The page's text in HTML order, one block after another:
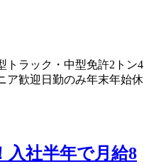
トラック・中型免許2トン4
ア歓迎 日勤のみ年末年始休
入社半年で月給8